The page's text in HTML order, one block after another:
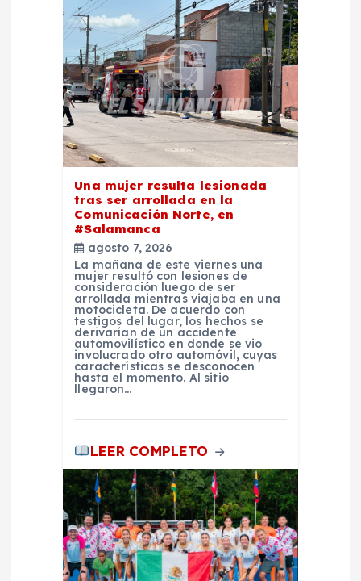
Una mujer resulta lesionada
tras ser arrollada en la
Comunicación Norte, en
#Salamanca
agosto 7, 2026
La mañana de este viernes una
mujer resultó con lesiones de
consideración luego de ser
arrollada mientras viajaba en una
motocicleta. De acuerdo con
testigos del lugar, los hechos se
derivarían de un accidente
automovilístico en donde se vio
involucrado otro automóvil, cuyas
características se desconocen
hasta el momento. Al sitio
llegaron…
LEER COMPLETO